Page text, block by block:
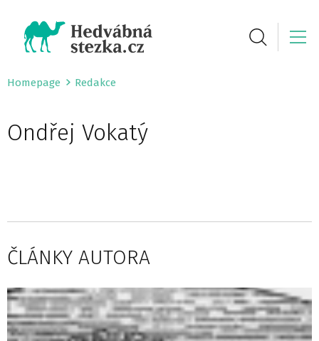
Homepage Redakce
Ondřej Vokatý
ČLÁNKY AUTORA